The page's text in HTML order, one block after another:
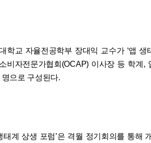
학교 자율전공학부 장대익 교수가 ‘앱
비자전문가협회(OCAP) 이사장 등 학계
명으로 구성된다.
태계 상생 포럼’은 격월 정기회의를 통해